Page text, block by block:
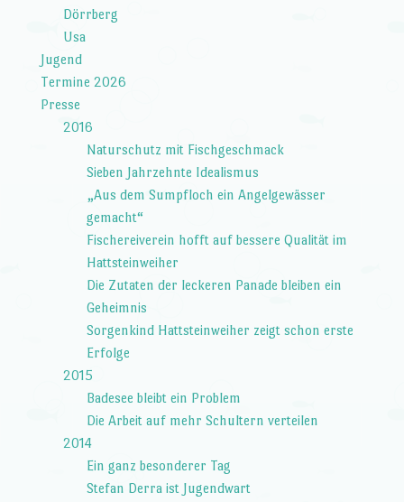
Dörrberg
Usa
Jugend
Termine 2026
Presse
2016
Naturschutz mit Fischgeschmack
Sieben Jahrzehnte Idealismus
„Aus dem Sumpfloch ein Angelgewässer
gemacht“
Fischereiverein hofft auf bessere Qualität im
Hattsteinweiher
Die Zutaten der leckeren Panade bleiben ein
Geheimnis
Sorgenkind Hattsteinweiher zeigt schon erste
Erfolge
2015
Badesee bleibt ein Problem
Die Arbeit auf mehr Schultern verteilen
2014
Ein ganz besonderer Tag
Stefan Derra ist Jugendwart